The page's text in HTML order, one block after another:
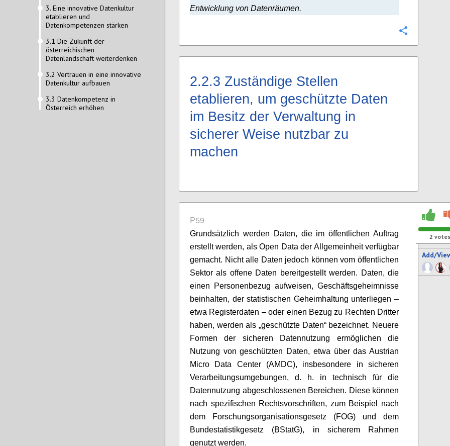
3. Eine innovative Datenkultur
etablieren und
Datenkompetenzen stärken
3.1 Die Zukunft der
österreichischen
Datenlandschaft weiterdenken
3.2 Vertrauen in eine innovative
Datenkultur aufbauen
3.3 Datenkompetenz in
Österreich erhöhen
Entwicklung von Datenräumen.
2.2.3 Zuständige Stellen
etablieren, um geschützte Daten
im Besitz der Verwaltung in
sicherer Weise nutzbar zu
machen
P59
Grundsätzlich werden Daten, die im öffentlichen Auftrag
erstellt werden, als Open Data der Allgemeinheit verfügbar
gemacht. Nicht alle Daten jedoch können vom öffentlichen
Sektor als offene Daten bereitgestellt werden. Daten, die
einen Personenbezug aufweisen, Geschäftsgeheimnisse
beinhalten, der statistischen Geheimhaltung unterliegen –
etwa Registerdaten – oder einen Bezug zu Rechten Dritter
haben, werden als „geschützte Daten“ bezeichnet. Neuere
Formen der sicheren Datennutzung ermöglichen die
Nutzung von geschützten Daten, etwa über das Austrian
Micro Data Center (AMDC), insbesondere in sicheren
Verarbeitungsumgebungen, d. h. in technisch für die
Datennutzung abgeschlossenen Bereichen. Diese können
nach spezifischen Rechtsvorschriften, zum Beispiel nach
dem Forschungsorganisationsgesetz (FOG) und dem
Bundestatistikgesetz (BStatG), in sicherem Rahmen
genutzt werden.
2 votes
Add/